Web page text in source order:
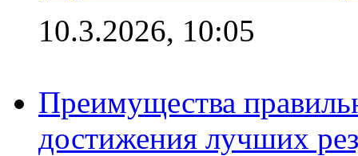
10.3.2026, 10:05
Преимущества
достижения лучших